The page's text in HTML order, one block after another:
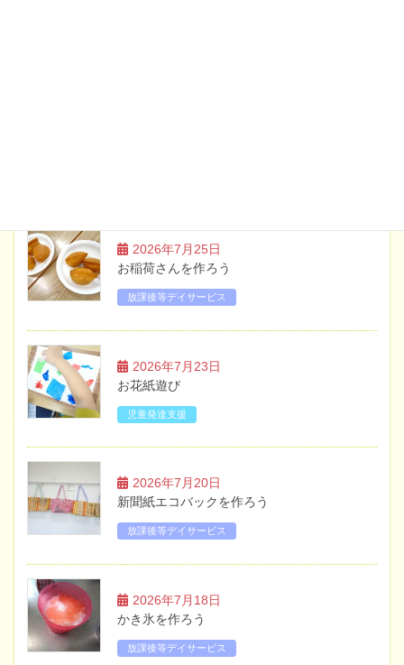
2026年7月25日
お稲荷さんを作ろう
放課後等デイサービス
2026年7月23日
お花紙遊び
児童発達支援
2026年7月20日
新聞紙エコバックを作ろう
放課後等デイサービス
2026年7月18日
かき氷を作ろう
放課後等デイサービス